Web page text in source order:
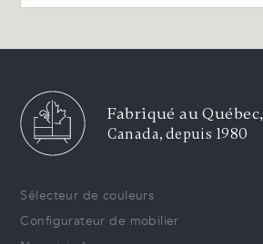
Fabriqué au Québec,
Canada, depuis 1980
Sélecteur de couleurs
Configurateur de mobilier